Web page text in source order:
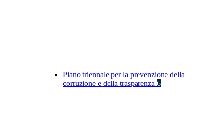
Piano triennale per la prevenzione della
corruzione e della trasparenza 6